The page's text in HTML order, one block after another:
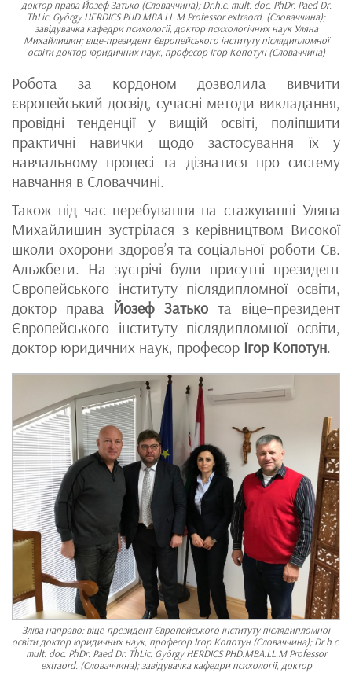
доктор права Йозеф Затько (Словаччина); Dr.h.c. mult. doc. PhDr. Paed Dr.
ThLic. György HERDICS PHD.MBA.LL.M Professor extraord. (Словаччина);
завідувачка кафедри психології, доктор психологічних наук Уляна
Михайлишин; віце-президент Європейського інституту післядипломної
освіти доктор юридичних наук, професор Ігор Копотун (Словаччина)
Робота за кордоном дозволила вивчити
європейський досвід, сучасні методи викладання,
провідні тенденції у вищій освіті, поліпшити
практичні навички щодо застосування їх у
навчальному процесі та дізнатися про систему
навчання в Словаччині.
Також під час перебування на стажуванні Уляна
Михайлишин зустрілася з керівництвом Високої
школи охорони здоров’я та соціальної роботи Св.
Альжбети. На зустрічі були присутні президент
Європейського інституту післядипломної освіти,
доктор права Йозеф Затькота віце–президент
Європейського інституту післядипломної освіти,
доктор юридичних наук, професор Ігор Копотун.
Зліва направо: віце-президент Європейського інституту післядипломної
освіти доктор юридичних наук, професор Ігор Копотун (Словаччина); Dr.h.c.
mult. doc. PhDr. Paed Dr. ThLic. György HERDICS PHD.MBA.LL.M Professor
extraord. (Словаччина); завідувачка кафедри психології, доктор